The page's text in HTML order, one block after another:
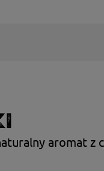
aromat z